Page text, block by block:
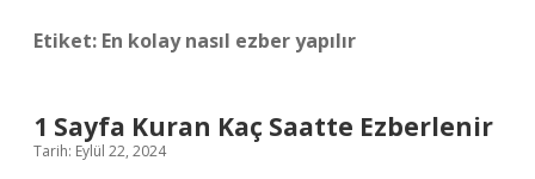
Etiket: En kolay nasıl ezber yapılır
1 Sayfa Kuran Kaç Saatte Ezberlenir
Tarih: Eylül 22, 2024